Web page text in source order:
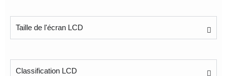
Taille de l'écran LCD
Classification LCD